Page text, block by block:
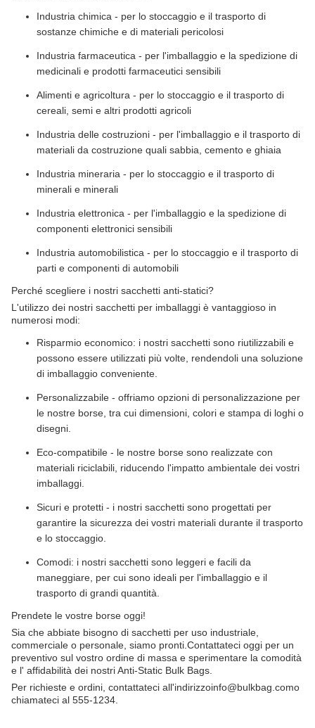
Industria chimica - per lo stoccaggio e il trasporto di
sostanze chimiche e di materiali pericolosi
Industria farmaceutica - per l'imballaggio e la spedizione di
medicinali e prodotti farmaceutici sensibili
Alimenti e agricoltura - per lo stoccaggio e il trasporto di
cereali, semi e altri prodotti agricoli
Industria delle costruzioni - per l'imballaggio e il trasporto di
materiali da costruzione quali sabbia, cemento e ghiaia
Industria mineraria - per lo stoccaggio e il trasporto di
minerali e minerali
Industria elettronica - per l'imballaggio e la spedizione di
componenti elettronici sensibili
Industria automobilistica - per lo stoccaggio e il trasporto di
parti e componenti di automobili
Perché scegliere i nostri sacchetti anti-statici?
L'utilizzo dei nostri sacchetti per imballaggi è vantaggioso in
numerosi modi:
Risparmio economico: i nostri sacchetti sono riutilizzabili e
possono essere utilizzati più volte, rendendoli una soluzione
di imballaggio conveniente.
Personalizzabile - offriamo opzioni di personalizzazione per
le nostre borse, tra cui dimensioni, colori e stampa di loghi o
disegni.
Eco-compatibile - le nostre borse sono realizzate con
materiali riciclabili, riducendo l'impatto ambientale dei vostri
imballaggi.
Sicuri e protetti - i nostri sacchetti sono progettati per
garantire la sicurezza dei vostri materiali durante il trasporto
e lo stoccaggio.
Comodi: i nostri sacchetti sono leggeri e facili da
maneggiare, per cui sono ideali per l'imballaggio e il
trasporto di grandi quantità.
Prendete le vostre borse oggi!
Sia che abbiate bisogno di sacchetti per uso industriale,
commerciale o personale, siamo pronti.Contattateci oggi per un
preventivo sul vostro ordine di massa e sperimentare la comodità
e l' affidabilità dei nostri Anti-Static Bulk Bags.
Per richieste e ordini, contattateci all'indirizzoinfo@bulkbag.como
chiamateci al 555-1234.